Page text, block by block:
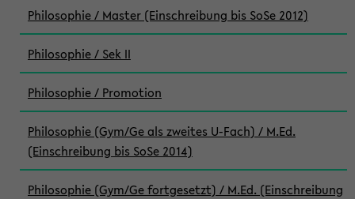
Philosophie / Master (Einschreibung bis SoSe 2012)
Philosophie / Sek II
Philosophie / Promotion
Philosophie (Gym/Ge als zweites U-Fach) / M.Ed.
(Einschreibung bis SoSe 2014)
Philosophie (Gym/Ge fortgesetzt) / M.Ed. (Einschreibung